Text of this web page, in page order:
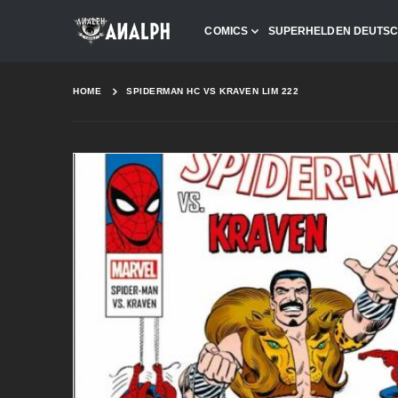
COMICS SUPERHELDEN
HOME SPIDERMAN HC VS KRAVEN LIM 222
images